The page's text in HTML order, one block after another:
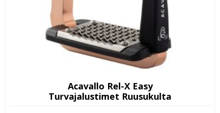
Acavallo Rel-X Easy
Turvajalustimet Ruusukulta